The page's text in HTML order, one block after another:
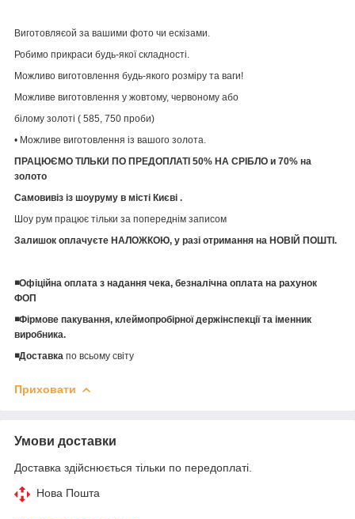
Виготовляєой за вашими фото чи ескізами.
Робимо прикраси будь-якої складності.
Можливо виготовлення будь-якого розміру та ваги!
Можливе виготовлення у жовтому, червоному або
білому золоті ( 585, 750 проби)
• Можливе виготовлення із вашого золота.
ПРАЦЮЄМО ТІЛЬКИ ПО ПРЕДОПЛАТІ 50% НА СРІБЛО и 70% на
золото
Самовивіз із шоуруму в місті Києві .
Шоу рум працює тільки за попереднім записом
Залишок оплачуєте НАЛОЖКОЮ, у разі отримання на НОВІЙ ПОШТІ.
◾️Офіційна оплата з надання чека, безналічна оплата на рахунок
ФОП
◾️Фірмове пакування, клеймопробірної держінспекції та іменник
виробника.
◾️Доставка по всьому світу
Приховати
Умови доставки
Доставка здійснюється тільки по передоплаті.
Нова Пошта